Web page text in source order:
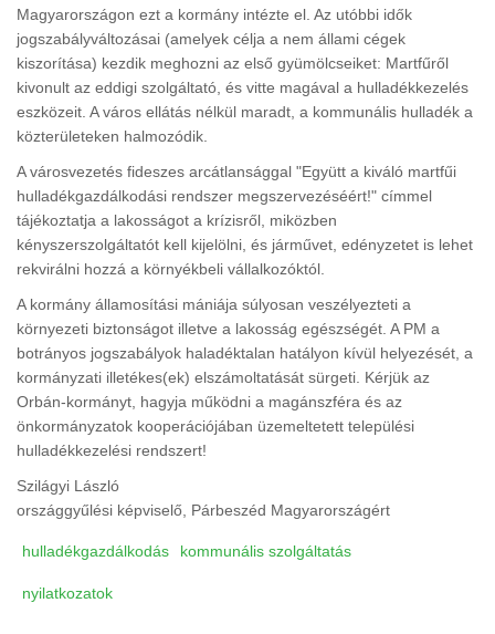
Magyarországon ezt a kormány intézte el. Az utóbbi idők
jogszabályváltozásai (amelyek célja a nem állami cégek
kiszorítása) kezdik meghozni az első gyümölcseiket: Martfűről
kivonult az eddigi szolgáltató, és vitte magával a hulladékkezelés
eszközeit. A város ellátás nélkül maradt, a kommunális hulladék a
közterületeken halmozódik.
A városvezetés fideszes arcátlansággal "Együtt a kiváló martfűi
hulladékgazdálkodási rendszer megszervezéséért!" címmel
tájékoztatja a lakosságot a krízisről, miközben
kényszerszolgáltatót kell kijelölni, és járművet, edényzetet is lehet
rekvirálni hozzá a környékbeli vállalkozóktól.
A kormány államosítási mániája súlyosan veszélyezteti a
környezeti biztonságot illetve a lakosság egészségét. A PM a
botrányos jogszabályok haladéktalan hatályon kívül helyezését, a
kormányzati illetékes(ek) elszámoltatását sürgeti. Kérjük az
Orbán-kormányt, hagyja működni a magánszféra és az
önkormányzatok kooperációjában üzemeltetett települési
hulladékkezelési rendszert!
Szilágyi László
országgyűlési képviselő, Párbeszéd Magyarországért
hulladékgazdálkodás kommunális szolgáltatás
nyilatkozatok